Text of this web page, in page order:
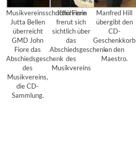
Musikvereinsschriftführerin
Jutta Bellen
überreicht
GMD John
Fiore das
Abschiedsgeschenk
des
Musikvereins,
die CD-
Sammlung.
John Fiore
frerut sich
sichtlich über
das
Abschiedsgeschenk
des
Musikvereins
Manfred Hill
übergibt den
CD-
Geschenkkorb
an den
Maestro.